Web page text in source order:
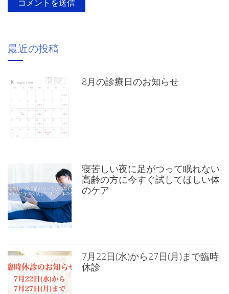
最近の投稿
8月の診療日のお知らせ
寝苦しい夜に足がつって眠れない
高齢の方に今すぐ試してほしい体
のケア
7月22日(水)から27日(月)まで臨時
休診